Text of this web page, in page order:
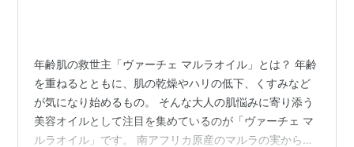
年齢肌の救世主「ヴァーチェ マルラオイル」とは？ 年齢
を重ねるとともに、肌の乾燥やハリの低下、くすみなど
が気になり始めるもの。 そんな大人の肌悩みに寄り添う
美容オイルとして注目を集めているのが「ヴァーチェ マ
ルラオイル」です。 南アフリカ原産のマルラの実から抽